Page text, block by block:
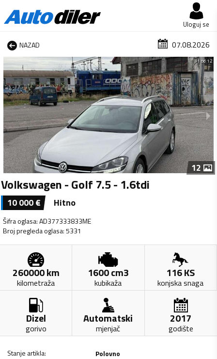
Uloguj se
NAZAD 07.08.2026
1 od 12
12
Volkswagen - Golf 7.5 - 1.6tdi
10 000€ Hitno
Šifra oglasa:AD377333833ME
Broj pregleda oglasa:5331
260000km
kilometraža
1600cm3
kubikaža
116KS
konjska snaga
Dizel
gorivo
Automatski
mjenjač
2017
godište
Stanje artikla:
Polovno